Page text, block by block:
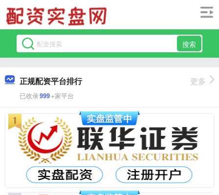
搜索
正规配资平台排行
已收录999+家平台
更多